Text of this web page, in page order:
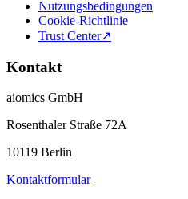
Nutzungsbedingungen
Cookie-Richtlinie
Trust Center↗
Kontakt
aiomics GmbH
Rosenthaler Straße 72A
10119 Berlin
Kontaktformular